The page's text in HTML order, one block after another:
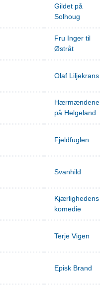
Gildet på
Solhoug
Fru Inger til
Østråt
Olaf Liljekrans
Hærmændene
på Helgeland
Fjeldfuglen
Svanhild
Kjærlighedens
komedie
Terje Vigen
Episk Brand